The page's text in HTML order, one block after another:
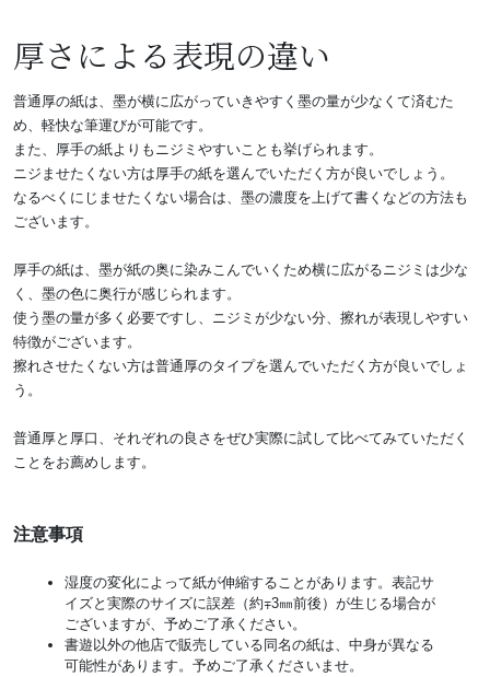
厚さによる表現の違い
普通厚の紙は、墨が横に広がっていきやすく墨の量が少なくて済むた
め、軽快な筆運びが可能です。
また、厚手の紙よりもニジミやすいことも挙げられます。
ニジませたくない方は厚手の紙を選んでいただく方が良いでしょう。
なるべくにじませたくない場合は、墨の濃度を上げて書くなどの方法も
ございます。
厚手の紙は、墨が紙の奥に染みこんでいくため横に広がるニジミは少な
く、墨の色に奥行が感じられます。
使う墨の量が多く必要ですし、ニジミが少ない分、擦れが表現しやすい
特徴がございます。
擦れさせたくない方は普通厚のタイプを選んでいただく方が良いでしょ
う。
普通厚と厚口、それぞれの良さをぜひ実際に試して比べてみていただく
ことをお薦めします。
注意事項
湿度の変化によって紙が伸縮することがあります。表記サ
イズと実際のサイズに誤差（約∓3㎜前後）が生じる場合が
ございますが、予めご了承ください。
書遊以外の他店で販売している同名の紙は、中身が異なる
可能性があります。予めご了承くださいませ。